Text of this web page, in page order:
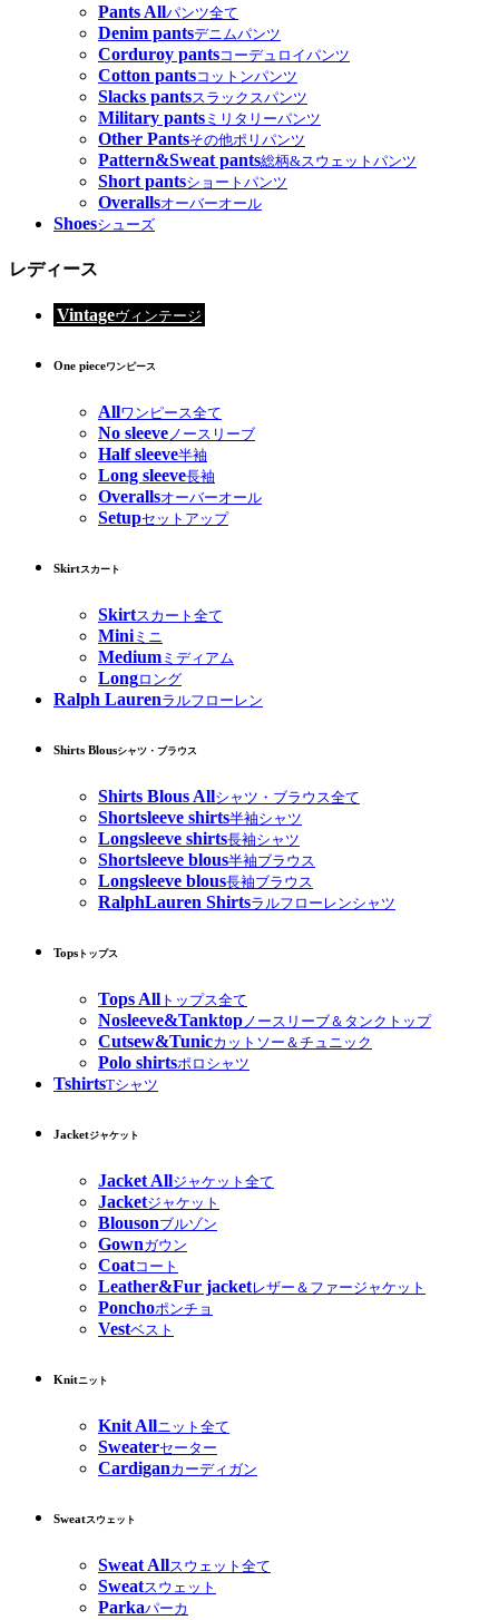
Pants Allパンツ全て
Denim pantsデニムパンツ
Corduroy pantsコーデュロイパンツ
Cotton pantsコットンパンツ
Slacks pantsスラックスパンツ
Military pants ミリタリーパンツ
Other Pantsその他ポリパンツ
Pattern&Sweat pants総柄&スウェットパンツ
Short pantsショートパンツ
Overallsオーバーオール
Shoesシューズ
レディース
Vintageヴィンテージ
One pieceワンピース
Allワンピース全て
No sleeveノースリーブ
Half sleeve半袖
Long sleeve長袖
Overallsオーバーオール
Setupセットアップ
Skirtスカート
Skirtスカート全て
Miniミニ
Medium ミディアム
Longロング
Ralph Laurenラルフローレン
Shirts Blousシャツ・ブラウス
Shirts Blous Allシャツ・ブラウス全て
Shortsleeve shirts半袖シャツ
Longsleeve shirts長袖シャツ
Shortsleeve blous半袖ブラウス
Longsleeve blous長袖ブラウス
RalphLauren Shirtsラルフローレンシャツ
Tops トップス
Tops All トップス全て
Nosleeve&Tanktop ノースリーブ＆タンクトップ
Cutsew&Tunicカットソー＆チュニック
Polo shirtsポロシャツ
TshirtsTシャツ
Jacketジャケット
Jacket Allジャケット全て
Jacketジャケット
Blousonブルゾン
Gownガウン
Coatコート
Leather&Fur jacketレザー＆ファージャケット
Ponchoポンチョ
Vestベスト
Knitニット
Knit Allニット全て
Sweaterセーター
Cardiganカーディガン
Sweatスウェット
Sweat Allスウェット全て
Sweatスウェット
Parkaパーカ